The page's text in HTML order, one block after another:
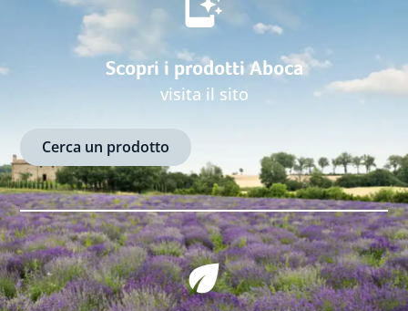
Scopri i prodotti Aboca
visita il sito
Cerca un prodotto